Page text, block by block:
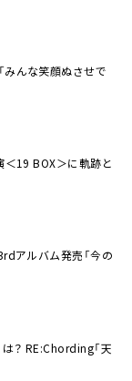
みんな笑顔ぬさせで
＜19 BOX＞に軌跡と
アルバム発売「今の
？ RE:Chording「天